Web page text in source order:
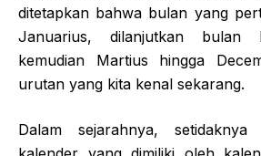
ditetapkan bahwa bulan yang
Januarius, dilanjutkan bulan
kemudian Martius hingga
urutan yang kita kenal sekarang.
Dalam sejarahnya,